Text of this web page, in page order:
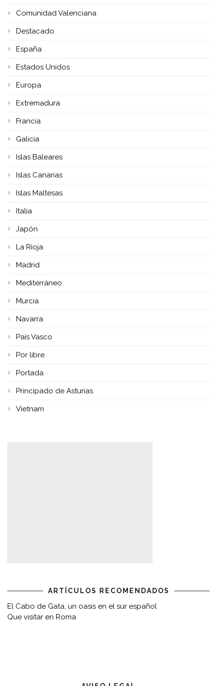
Comunidad Valenciana
Destacado
España
Estados Unidos
Europa
Extremadura
Francia
Galicia
Islas Baleares
Islas Canarias
Islas Maltesas
Italia
Japón
La Rioja
Madrid
Mediterráneo
Murcia
Navarra
País Vasco
Por libre
Portada
Principado de Asturias
Vietnam
ARTÍCULOS RECOMENDADOS
El Cabo de Gata, un oasis en el sur español
Que visitar en Roma